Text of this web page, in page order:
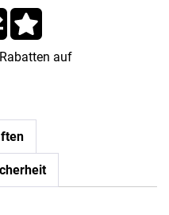
auf